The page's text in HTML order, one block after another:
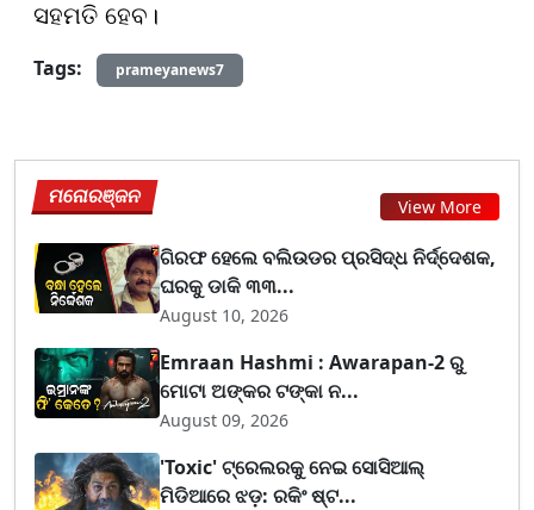
ସହମତି ହେବ।
Tags:
prameyanews7
ମନୋରଞ୍ଜନ View More
ଗିରଫ ହେଲେ ବଲିଉଡର ପ୍ରସିଦ୍ଧ ନିର୍ଦ୍ଦେଶକ,
ଘରକୁ ଡାକି ୩୩...
August 10, 2026
Emraan Hashmi : Awarapan-2 ରୁ
ମୋଟା ଅଙ୍କର ଟଙ୍କା ନ...
August 09, 2026
'Toxic' ଟ୍ରେଲରକୁ ନେଇ ସୋସିଆଲ୍
ମିଡିଆରେ ଝଡ଼: ରକିଂ ଷ୍ଟ...